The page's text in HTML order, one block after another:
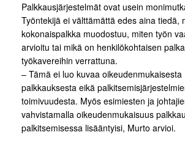
Palkkausjärjestelmät ovat usein
Työntekijä ei välttämättä edes aina tiedä,
kokonaispalkka muodostuu, miten työn
arvioitu tai mikä on henkilökohtaisen
työkavereihin verrattuna.
– Tämä ei luo kuvaa oikeudenmukaisesta
palkkauksesta eikä
toimivuudesta. Myös esimiesten ja
vahvistamalla oikeudenmukaisuus
palkitsemisessa lisääntyisi, Murto arvioi.